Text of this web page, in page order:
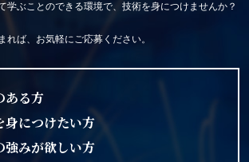
学ぶことのできる環境で、技術を身につけませんか？
れば、お気軽にご応募ください。
ある方
身につけたい方
強みが欲しい方